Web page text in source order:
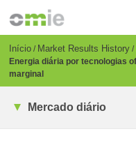
para
conteúdo
principal
Breadcrumb
Início Market Results History
Energia diária por tecnologias
marginal
Mercado diário